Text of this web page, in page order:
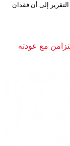
إلى أن فقدان
مع عودته